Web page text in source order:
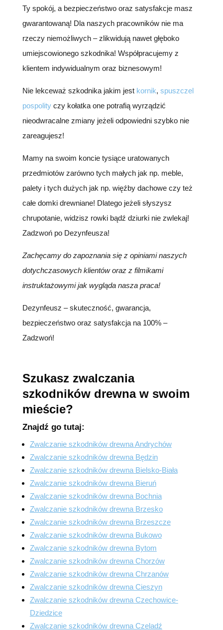
Ty spokój, a bezpieczeństwo oraz satysfakcje masz
gwarantowaną! Dla naszych pracowników nie ma
rzeczy niemożliwych – zlikwidują nawet głęboko
umiejscowionego szkodnika! Współpracujemy z
klientem indywidualnym oraz biznesowym!
Nie lekceważ szkodnika jakim jest kornik, spuszczel
pospolityczy kołatka one potrafią wyrządzić
nieodwracalne zmiany jeżeli odpowiedni szybko nie
zareagujesz!
Mamy na swoim koncie tysiące uratowanych
przedmiotów zarówno tych małych jak np. meble,
palety i tych dużych jak np. więźby dachowe czy też
całe domki drewniane! Dlatego jeżeli słyszysz
chrupotanie, widzisz rowki bądź dziurki nie zwlekaj!
Zadzwoń po Dezynfeusza!
Zachęcamy do zapoznania się z opiniami naszych
dotychczasowych klientów oraz z filmikami
instruktażowymi jak wygląda nasza praca!
Dezynfeusz – skuteczność, gwarancja,
bezpieczeństwo oraz satysfakcja na 100% –
Zadzwoń!
Szukasz zwalczania
szkodników drewna w swoim
mieście?
Znajdź go tutaj:
Zwalczanie szkodników drewna Andrychów
Zwalczanie szkodników drewna Będzin
Zwalczanie szkodników drewna Bielsko-Biała
Zwalczanie szkodników drewna Bieruń
Zwalczanie szkodników drewna Bochnia
Zwalczanie szkodników drewna Brzesko
Zwalczanie szkodników drewna Brzeszcze
Zwalczanie szkodników drewna Bukowo
Zwalczanie szkodników drewna Bytom
Zwalczanie szkodników drewna Chorzów
Zwalczanie szkodników drewna Chrzanów
Zwalczanie szkodników drewna Cieszyn
Zwalczanie szkodników drewna Czechowice-
Dziedzice
Zwalczanie szkodników drewna Czeladź